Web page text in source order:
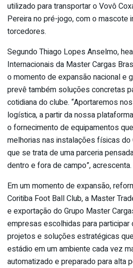
utilizado para transportar o Vovô
Pereira no pré-jogo, com o mascote
torcedores.
Segundo Thiago Lopes Anselmo,
Internacionais da Master Cargas
o momento de expansão nacional e
prevê também soluções concretas
cotidiana do clube. “Aportaremos
logística, a partir da nossa
o fornecimento de equipamentos
melhorias nas instalações físicas do
que se trata de uma parceria
dentro e fora de campo”, acrescenta.
Em um momento de expansão,
Coritiba Foot Ball Club, a Master
e exportação do Grupo Master
empresas escolhidas para
projetos e soluções estratégicas
estádio em um ambiente cada vez
automatizado e preparado para alta